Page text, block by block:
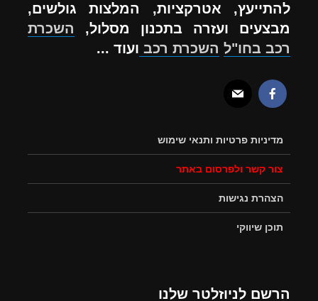
להתייעץ, אטרקציות, המלצות גולשים,
מבצעים ועזרה בתכנון מסלול, השכרת
רכב בחו"ל השכרת רכב ועוד ...
מדיניות פרטיות ותנאי שימוש
צור קשר ולפרסום באתר
הצהרת נגישות
תוכן שיווקי
הרשם לניוזלטר שלנו